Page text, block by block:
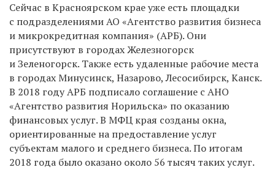
Сейчас в Красноярском крае уже есть площадки
с подразделениями АО «Агентство развития бизнеса
и микрокредитная компания» (АРБ). Они
присутствуют в городах Железногорск
и Зеленогорск. Также есть удаленные рабочие места
в городах Минусинск, Назарово, Лесосибирск, Канск.
В 2018 году АРБ подписало соглашение с АНО
«Агентство развития Норильска» по оказанию
финансовых услуг. В МФЦ края созданы окна,
ориентированные на предоставление услуг
субъектам малого и среднего бизнеса. По итогам
2018 года было оказано около 56 тысяч таких услуг.